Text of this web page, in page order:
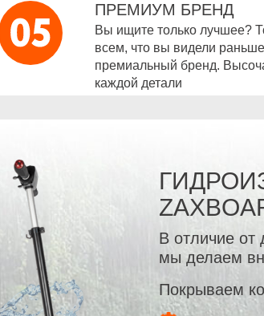
ПРЕМИУМ БРЕНД
Вы ищите только лучшее?
всем, что вы видели
премиальный бренд.
каждой детали
В отличие от
мы делаем
Покрываем